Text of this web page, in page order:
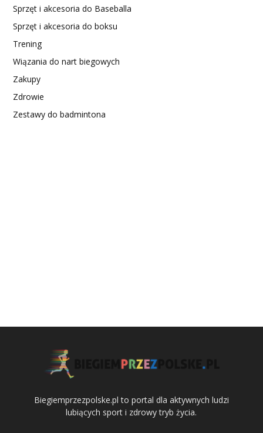
Sprzęt i akcesoria do Baseballa
Sprzęt i akcesoria do boksu
Trening
Wiązania do nart biegowych
Zakupy
Zdrowie
Zestawy do badmintona
Biegiemprzezpolske.pl to portal dla aktywnych ludzi
lubiących sport i zdrowy tryb życia.